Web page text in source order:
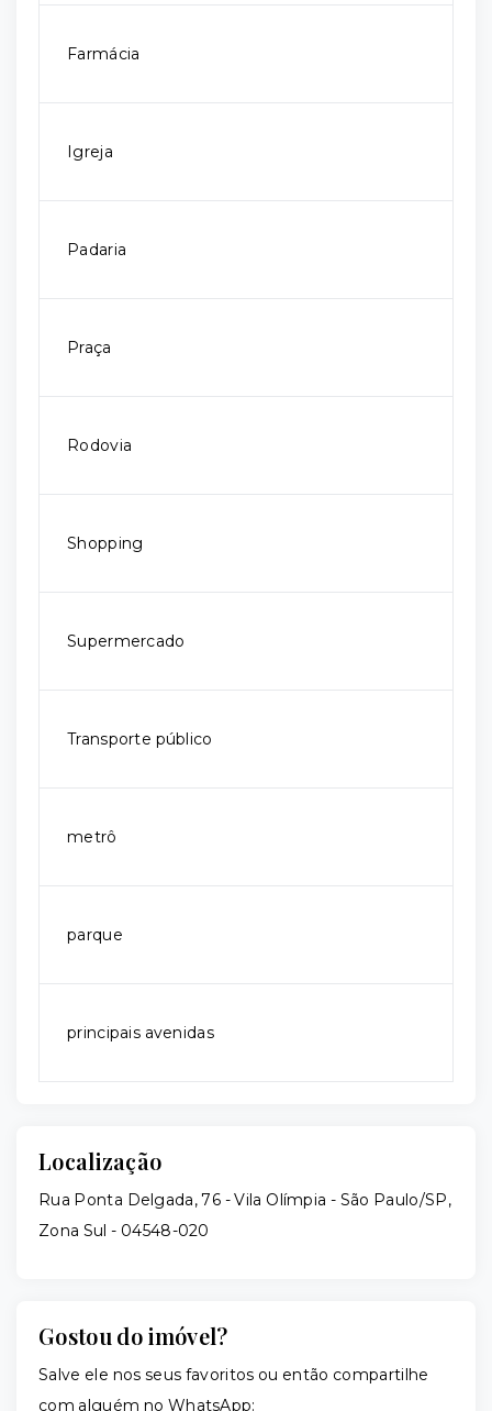
Farmácia
Igreja
Padaria
Praça
Rodovia
Shopping
Supermercado
Transporte público
metrô
parque
principais avenidas
Localização
Rua Ponta Delgada, 76 - Vila Olímpia - São Paulo/SP,
Zona Sul - 04548-020
Gostou do imóvel?
Salve ele nos seus favoritos ou então compartilhe
com alguém no WhatsApp: